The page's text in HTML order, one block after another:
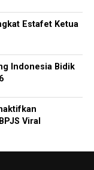
Estafet Ketua
Indonesia Bidik
Viral